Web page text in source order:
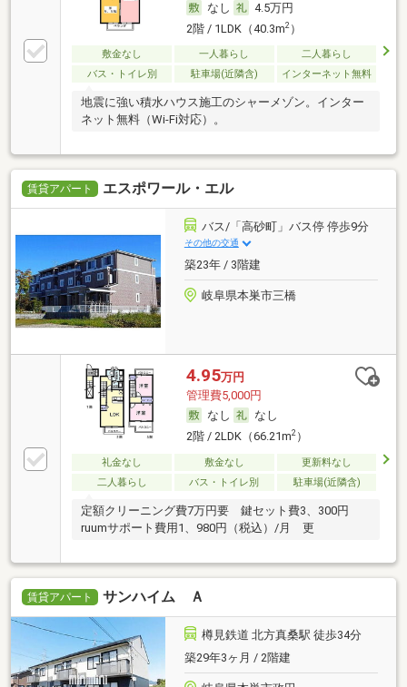
なし
4.5万円
2階 / 1LDK（40.3m2）
敷金なし 一人暮らし
二人暮らし
バス・トイレ別
駐車場(近隣含) インターネット無料
地震に強い積水ハウス施工のシャーメゾン。インター
ネット無料（Wi-Fi対応）。
賃貸アパート エスポワール・エル
バス/「高砂町」バス停 停歩9分
その他の交通
築23年 / 3階建
岐阜県本巣市三橋
4.95万円
管理費5,000円
なし
なし
2階 / 2LDK（66.21m2）
礼金なし 敷金なし
更新料なし
二人暮らし
バス・トイレ別 駐車場(近隣含)
定額クリーニング費7万円要 鍵セット費3、300円
ruumサポート費用1、980円（税込）/月 更
賃貸アパート サンハイム Ａ
樽見鉄道 北方真桑駅 徒歩34分
築29年3ヶ月 / 2階建